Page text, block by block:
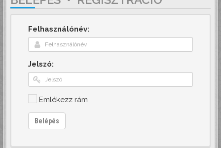
Felhasználónév:
Jelszó:
Emlékezz rám
Belépés